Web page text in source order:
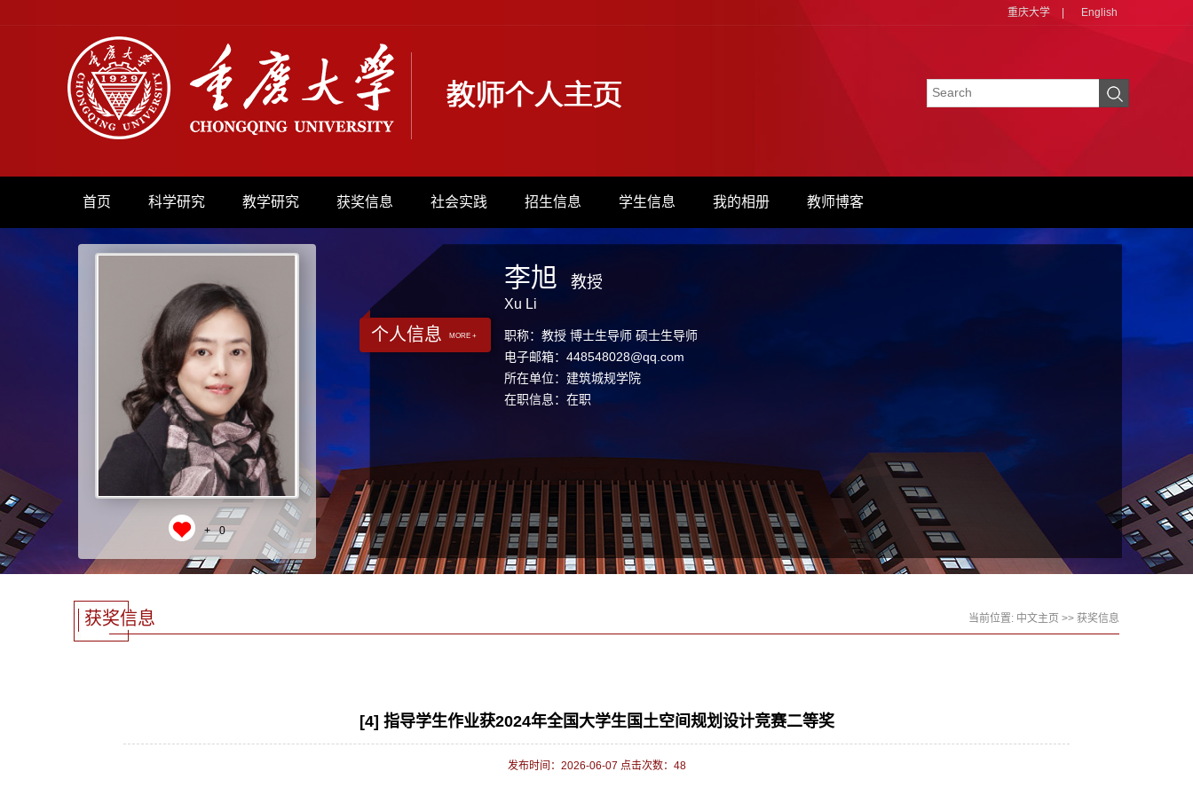
重庆大学 English
首页 科学研究 教学研究 获奖信息 社会实践 招生信息 学生信息 我的相册 教师博客
+ 0
个人信息 MORE +
李旭
Xu Li
教授
职称：教授 博士生导师 硕士生导师
电子邮箱： 448548028@qq.com
所在单位：建筑城规学院
在职信息：在职
获奖信息 当前位置: 中文主页 >> 获奖信息
[4] 指导学生作业获2024年全国大学生国土空间规划设计竞赛二等奖
发布时间：2026-06-07 点击次数： 48